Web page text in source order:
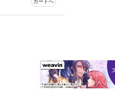
カートへ